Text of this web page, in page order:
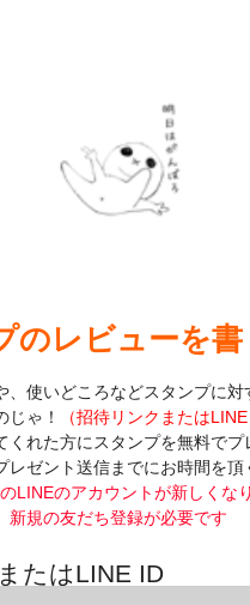
のレビューを書
、使いどころなどスタンプに
じゃ！
（招待リンクまたは
れた方にスタンプを無料でプ
ゼント送信までにお時間を頂
LINEのアカウントが新しくな
規の友だち登録が必要です
たはLINE ID